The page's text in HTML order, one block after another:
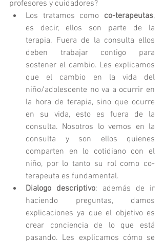
profesores y cuidadores?
Los tratamos como co-terapeutas,
es decir, ellos son parte de la
terapia. Fuera de la consulta ellos
deben trabajar contigo para
sostener el cambio. Les explicamos
que el cambio en la vida del
niño/adolescente no va a ocurrir en
la hora de terapia, sino que ocurre
en su vida, esto es fuera de la
consulta. Nosotros lo vemos en la
consulta y son ellos quienes
comparten en lo cotidiano con el
niño, por lo tanto su rol como co-
terapeuta es fundamental.
Dialogo descriptivo: además de ir
haciendo preguntas, damos
explicaciones ya que el objetivo es
crear conciencia de lo que está
pasando. Les explicamos cómo se